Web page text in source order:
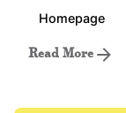
Homepage
Read More